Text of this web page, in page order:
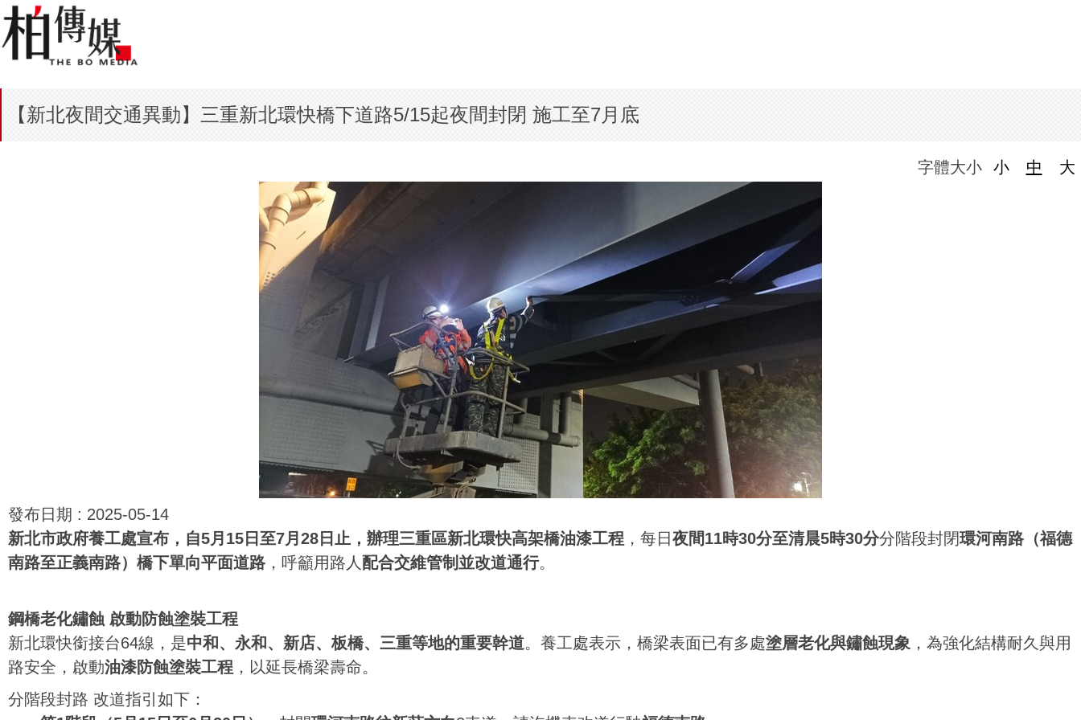
【新北夜間交通異動】三重新北環快橋下道路5/15起夜間封閉 施工至7月底
字體大小 小 中 大
發布日期 : 2025-05-14
新北市政府養工處宣布，自5月15日至7月28日止，辦理三重區新北環快高架橋油漆工程 ，每日 夜間11時30分至清晨5時30分分階段封閉環河南路（福德
南路至正義南路）橋下單向平面道路 ，呼籲用路人 配合交維管制並改道通行。
鋼橋老化鏽蝕 啟動防蝕塗裝工程
新北環快銜接台64線，是中和、永和、新店、板橋、三重等地的重要幹道。養工處表示，橋梁表面已有多處塗層老化與鏽蝕現象 ，為強化結構耐久與用
路安全，啟動油漆防蝕塗裝工程 ，以延長橋梁壽命。
分階段封路 改道指引如下：